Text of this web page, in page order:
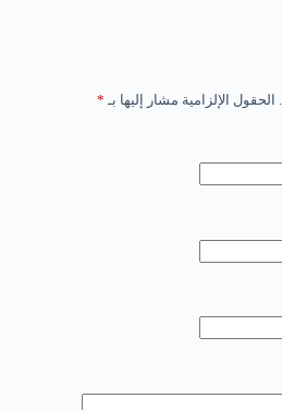
الحقول الإلزامية مشار إليها بـ *